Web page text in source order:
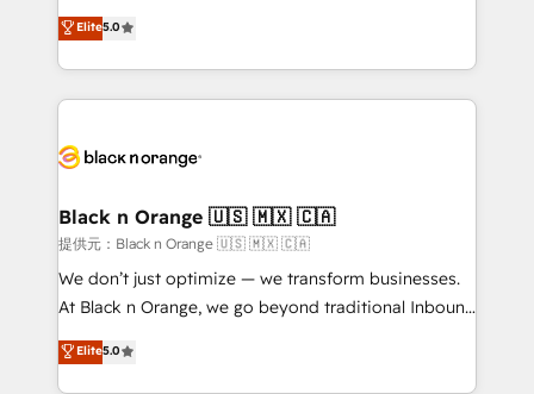
impact of your digital transformation, including a
detailed financial rationale with a focus on ROI and
embark on a transformational journey that sets your
business up for long-term success. Unlock your
business. If not now, when?
DIGITALISIM, nous avons l'intime conviction que la
réussite des entreprises passe par l’innovation web,
le marketing digital, et la relation client ! C'est
pourquoi, nos experts sont à la fois capables de
référencement, votre stratégie digitale et le pilotage
projet HubSpot avec DIGITALISIM : 🧽 Nettoyage,
migration et intégration des bases de données. 🚀
Développement des interfaces avec vos logiciels
métiers ⚙️ Configuration de la plateforme HubSpot
Book Process & Guidelines utilisateurs 🎓
Formations des utilisateurs
Elite5.0
Black n Orange 🇺🇸 🇲🇽 🇨🇦
提供元：Black n Orange 🇺🇸 🇲🇽 🇨🇦
We don’t just optimize — we transform businesses.
At Black n Orange, we go beyond traditional Inbound
Marketing with our exclusive methodologies:
BOOMS and BOOST. Together, they form a powerful
Elite5.0